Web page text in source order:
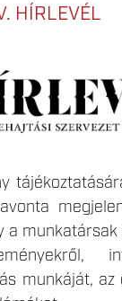
HÍRLEVÉL
a
munkáját, az